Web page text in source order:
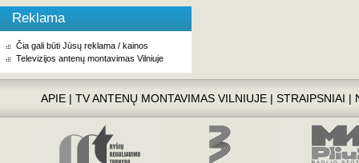
Reklama
Čia gali būti Jūsų reklama / kainos
Televizijos antenų montavimas Vilniuje
APIE| TV ANTENŲ MONTAVIMAS VILNIUJE| STRAIPSNIAI |